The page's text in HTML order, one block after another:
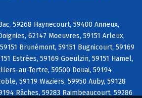
59268 Haynecourt, 59400 Anneux,
62147 Moeuvres, 59151 Arleux,
Brunémont, 59151 Bugnicourt, 59169
Estrées, 59169 Goeulzin, 59151 Hamel,
au-Tertre, 59500 Douai, 59194
59119 Waziers, 59950 Auby, 59128
Râches, 59283 Raimbeaucourt, 59286